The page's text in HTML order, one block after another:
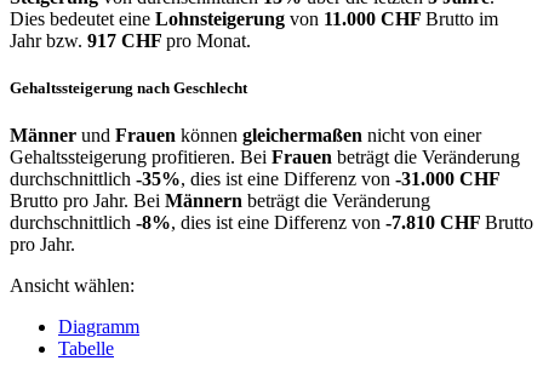
Dies bedeutet eine Lohnsteigerung von 11.000 CHF Brutto im
Jahr bzw. 917 CHF pro Monat.
Gehaltssteigerung nach Geschlecht
Männer und Frauen können gleichermaßen nicht von einer
Gehaltssteigerung profitieren. Bei Frauen beträgt die Veränderung
durchschnittlich -35%, dies ist eine Differenz von -31.000 CHF
Brutto pro Jahr. Bei Männern beträgt die Veränderung
durchschnittlich -8%, dies ist eine Differenz von -7.810 CHF Brutto
pro Jahr.
Ansicht wählen:
Diagramm
Tabelle